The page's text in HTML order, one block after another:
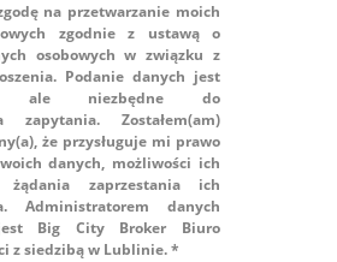
na przetwarzanie moich
zgodnie z ustawą o
osobowych w związku z
Podanie danych jest
ale niezbędne do
zapytania. Zostałem(am)
że przysługuje mi prawo
danych, możliwości ich
żądania zaprzestania ich
Administratorem danych
Big City Broker Biuro
z siedzibą w Lublinie. *